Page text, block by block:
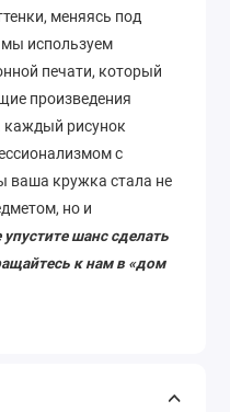
меняясь под
мы используем
печати, который
произведения
каждый рисунок
с
ваша кружка стала не
но и
упустите шанс сделать
к нам в «дом